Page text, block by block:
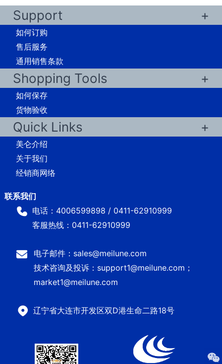
Support
如何订购
售后服务
通用销售条款
Shopping Tools
如何保存
货物验收
Quick Links
美仑介绍
关于我们
经销商网络
电话：4006599898 / 0411-62910999
客服热线：0411-62910999
电子邮件：sales@meilune.com
技术咨询及投诉：support1@meilune.com；
market1@meilune.com
辽宁省大连市开发区双D港生命二路18号